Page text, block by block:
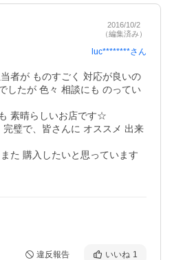
2016/10/2
（編集済み）
luc********さん
者が ものすごく 対応が良いの
したが 色々 相談にも のってい
素晴らしいお店です☆
璧で、皆さんに オススメ 出来
た 購入したいと思っています
違反報告 いいね 1